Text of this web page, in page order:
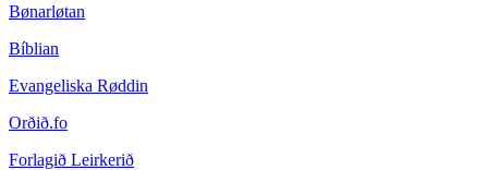
Bønarløtan
Bíblian
Evangeliska Røddin
Orðið.fo
Forlagið Leirkerið